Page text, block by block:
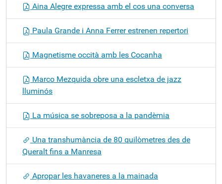
Aina Alegre expressa amb el cos una conversa
Paula Grande i Anna Ferrer estrenen repertori
Magnetisme occità amb les Cocanha
Marco Mezquida obre una escletxa de jazz
lluminós
La música se sobreposa a la pandèmia
Una transhumància de 80 quilòmetres des de
Queralt fins a Manresa
Apropar les havaneres a la mainada